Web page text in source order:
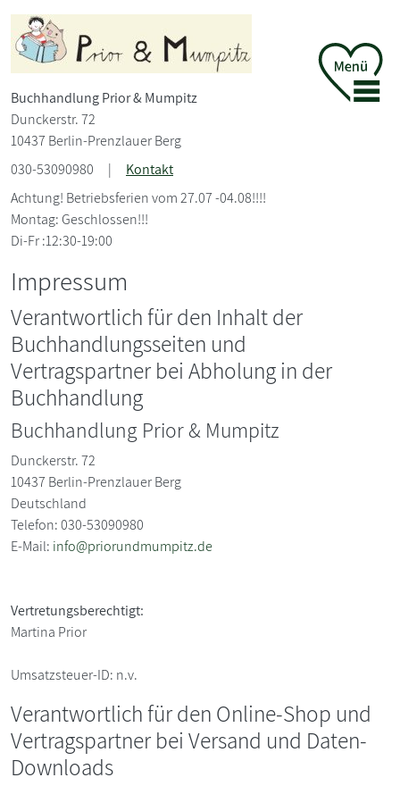
Buchhandlung Prior &Mumpitz
Dunckerstr. 72
10437 Berlin-Prenzlauer Berg
030-53090980
|
Kontakt
Achtung! Betriebsferien vom 27.07 -04.08!!!!
Montag: Geschlossen!!!
Di-Fr :12:30-19:00
Impressum
Verantwortlich für den Inhalt der
Buchhandlungsseiten und
Vertragspartner bei Abholung in der
Buchhandlung
Buchhandlung Prior & Mumpitz
Dunckerstr. 72
10437 Berlin-Prenzlauer Berg
Deutschland
Telefon: 030-53090980
E-Mail: info@priorundmumpitz.de
Vertretungsberechtigt:
Martina Prior
Umsatzsteuer-ID: n.v.
Verantwortlich für den Online-Shop und
Vertragspartner bei Versand und Daten-
Downloads